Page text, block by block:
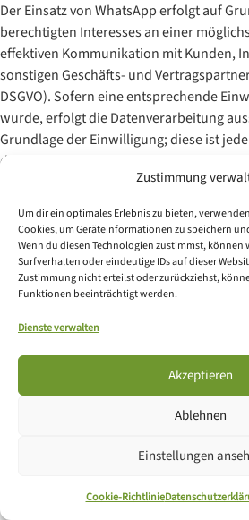
Zustimmung
Um dir ein optimales Erlebnis zu bieten,
Cookies, um Geräteinformationen zu speichern
Wenn du diesen Technologien zustimmst, können
Surfverhalten oder eindeutige IDs auf dieser
Zustimmung nicht erteilst oder zurückziehst,
Funktionen beeinträchtigt werden.
Dienste verwalten
Akzeptieren
Ablehnen
Einstellungen
Cookie-Richtlinie
Der Einsatz von WhatsApp erfolgt auf
berechtigten Interesses an einer
effektiven Kommunikation mit Kunden,
sonstigen Geschäfts- und
DSGVO). Sofern eine entsprechende
wurde, erfolgt die Datenverarbeitung
Grundlage der Einwilligung; diese ist
die Zukunft widerrufbar.
Kommunikationsinhalte verbleiben bei
Löschung auffordern, Ihre Einwilligung
widerrufen oder der Zweck für die
(z. B. nach abgeschlossener
Zwingende gesetzliche Bestimmungen –
Aufbewahrungsfristen – bleiben
Das Unternehmen verfügt über eine
„EU-US Data Privacy Framework“ (DPF).
Übereinkommen zwischen der
USA, der die Einhaltung europäischer
nach dem DPF zertifizierte Unternehmen
diese Datenschutzstandards einzuhalten.
Informationen hierzu erhalten Sie vom